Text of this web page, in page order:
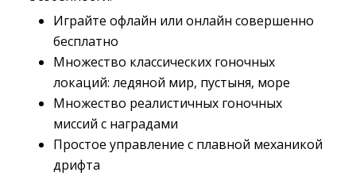
Играйте офлайн или онлайн совершенно
бесплатно
Множество классических гоночных
локаций: ледяной мир, пустыня, море
Множество реалистичных гоночных
миссий с наградами
Простое управление с плавной механикой
дрифта